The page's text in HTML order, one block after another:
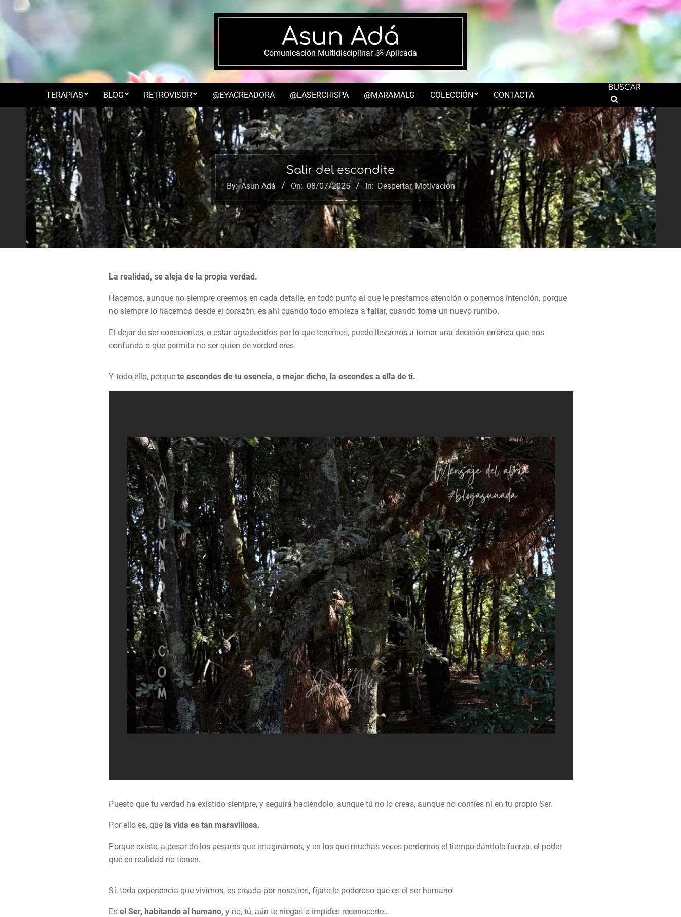
to
content
Asun Adá
Comunicación Multidisciplinar ૐ Aplicada
Secondary
Navigation
Menu
TERAPIAS BLOG RETROVISOR @EYACREADORA @LASERCHISPA @MARAMALG COLECCIÓN CONTACTA
BUSCAR
Search
Salir del escondite
By: Asun Adá On: 08/07/2025 In: Despertar,Motivación
La realidad, se aleja de la propia verdad.
Hacemos, aunque no siempre creemos en cada detalle, en todo punto al que le prestamos atención o ponemos intención, porque
no siempre lo hacemos desde el corazón, es ahí cuando todo empieza a fallar, cuando toma un nuevo rumbo.
El dejar de ser conscientes, o estar agradecidos por lo que tenemos, puede llevarnos a tomar una decisión errónea que nos
confunda o que permita no ser quien de verdad eres.
Y todo ello, porque te escondes de tu esencia, o mejor dicho, la escondes a ella de ti.
Puesto que tu verdad ha existido siempre, y seguirá haciéndolo, aunque tú no lo creas, aunque no confíes ni en tu propio Ser.
Por ello es, que la vida es tan maravillosa.
Porque existe, a pesar de los pesares que imaginamos, y en los que muchas veces perdemos el tiempo dándole fuerza, el poder
que en realidad no tienen.
Sí, toda experiencia que vivimos, es creada por nosotros, fíjate lo poderoso que es el ser humano.
Es el Ser, habitando al humano, y no, tú, aún te niegas o impides reconocerte…